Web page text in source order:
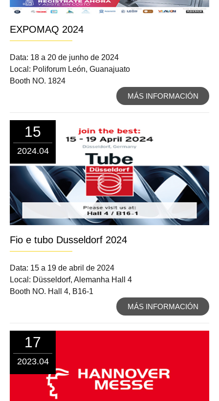
EXPOMAQ 2024
Data: 18 a 20 de junho de 2024
Local: Poliforum León, Guanajuato
Booth NO. 1824
MÁS INFORMACIÓN
15
2024.04
Fio e tubo Dusseldorf 2024
Data: 15 a 19 de abril de 2024
Local: Düsseldorf, Alemanha Hall 4
Booth NO. Hall 4, B16-1
MÁS INFORMACIÓN
17
2023.04